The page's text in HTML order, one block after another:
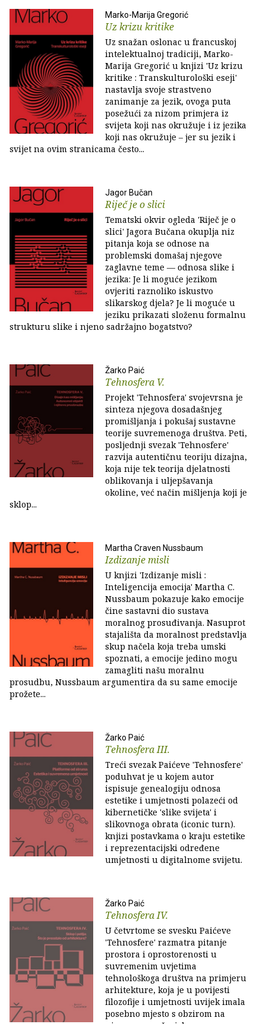
Marko-Marija Gregorić
Uz krizu kritike
Uz snažan oslonac u francuskoj
intelektualnoj tradiciji, Marko-
Marija Gregorić u knjizi 'Uz krizu
kritike : Transkulturološki eseji'
nastavlja svoje strastveno
zanimanje za jezik, ovoga puta
posežući za nizom primjera iz
svijeta koji nas okružuje i iz jezika
koji nas okružuje – jer su jezik i
svijet na ovim stranicama često...
Jagor Bučan
Riječ je o slici
Tematski okvir ogleda 'Riječ je o
slici' Jagora Bučana okuplja niz
pitanja koja se odnose na
problemski domašaj njegove
zaglavne teme — odnosa slike i
jezika: Je li moguće jezikom
ovjeriti raznoliko iskustvo
slikarskog djela? Je li moguće u
jeziku prikazati složenu formalnu
strukturu slike i njeno sadržajno bogatstvo?
Žarko Paić
Tehnosfera V.
Projekt 'Tehnosfera' svojevrsna je
sinteza njegova dosadašnjeg
promišljanja i pokušaj sustavne
teorije suvremenoga društva. Peti,
posljednji svezak 'Tehnosfere'
razvija autentičnu teoriju dizajna,
koja nije tek teorija djelatnosti
oblikovanja i uljepšavanja
okoline, već način mišljenja koji je
sklop...
Martha Craven Nussbaum
Izdizanje misli
U knjizi 'Izdizanje misli :
Inteligencija emocija' Martha C.
Nussbaum pokazuje kako emocije
čine sastavni dio sustava
moralnog prosuđivanja. Nasuprot
stajališta da moralnost predstavlja
skup načela koja treba umski
spoznati, a emocije jedino mogu
zamagliti našu moralnu
prosudbu, Nussbaum argumentira da su same emocije
prožete...
Žarko Paić
Tehnosfera III.
Treći svezak Paićeve 'Tehnosfere'
poduhvat je u kojem autor
ispisuje genealogiju odnosa
estetike i umjetnosti polazeći od
kibernetičke 'slike svijeta' i
slikovnoga obrata (iconic turn).
knjizi postavkama o kraju estetike
i reprezentacijski određene
umjetnosti u digitalnome svijetu.
Žarko Paić
Tehnosfera IV.
U četvrtome se svesku Paićeve
'Tehnosfere' razmatra pitanje
prostora i oprostorenosti u
suvremenim uvjetima
tehnološkoga društva na primjeru
arhitekture, koja je u povijesti
filozofije i umjetnosti uvijek imala
posebno mjesto s obzirom na